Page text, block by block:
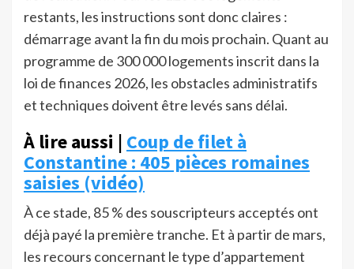
restants, les instructions sont donc claires :
démarrage avant la fin du mois prochain. Quant au
programme de 300 000 logements inscrit dans la
loi de finances 2026, les obstacles administratifs
et techniques doivent être levés sans délai.
À lire aussi | Coup de filet à
Constantine : 405 pièces romaines
saisies (vidéo)
À ce stade, 85 % des souscripteurs acceptés ont
déjà payé la première tranche. Et à partir de mars,
les recours concernant le type d’appartement